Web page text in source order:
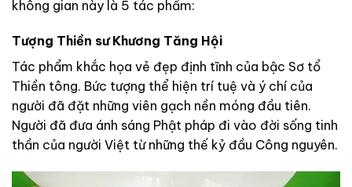
không gian này là 5 tác phẩm:
Tượng Thiền sư Khương Tăng Hội
Tác phẩm khắc họa vẻ đẹp định tĩnh của bậc Sơ tổ
Thiền tông. Bức tượng thể hiện trí tuệ và ý chí của
người đã đặt những viên gạch nền móng đầu tiên.
Người đã đưa ánh sáng Phật pháp đi vào đời sống tinh
thần của người Việt từ những thế kỷ đầu Công nguyên.